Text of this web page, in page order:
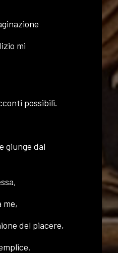
mi
possibili.
giunge dal
me,
del piacere,